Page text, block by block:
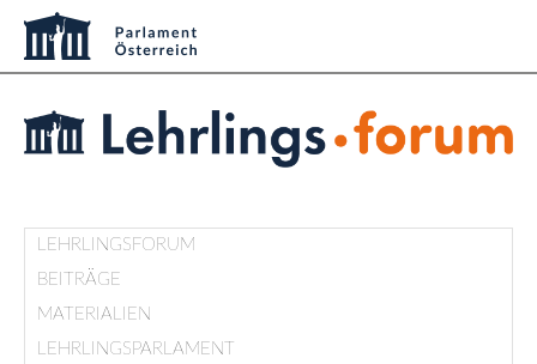
LEHRLINGSFORUM
BEITRÄGE
MATERIALIEN
LEHRLINGSPARLAMENT